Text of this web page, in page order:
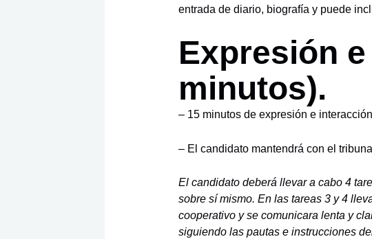
entrada de diario, biografía y puede
Expresión
minutos).
– 15 minutos de expresión e
– El candidato mantendrá con el
El candidato deberá llevar a cabo 4
sobre sí mismo. En las tareas 3 y 4
cooperativo y se comunicara lenta y
siguiendo las pautas e instrucciones